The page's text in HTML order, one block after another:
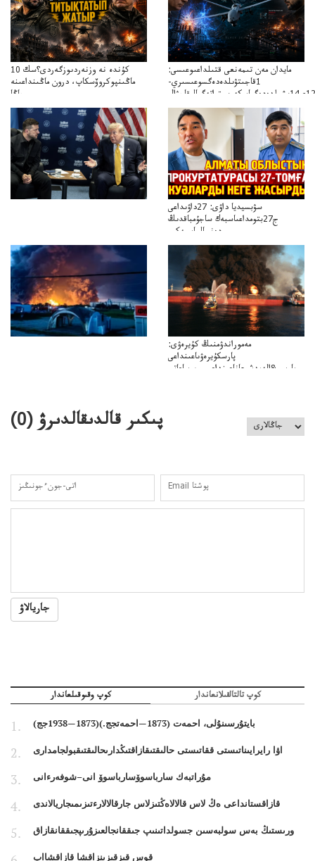
10 كۇندە نە وزنەردىوزگەردى؟سك
ماڭىنپوكروۆسكاپ، درون ماڭىنداعىنە
جاڭا
باقاساپباسشىنىدرونكتيكاسوعىسىجانەجاڭاباسقولباسشىنىڭتاكتيكاسى
مايدان مەن تىمەنعى قتىلداعىوعىسى:
1قاجىتۋىلدەدەگسوعىسىري-
سۋبسيديا داۋى: 27داۋىداعى
ج27بتومداعىاسبەك ساجۇمباقدىڭ
دەنسالماسبەكىر
بەردىسادىربايدىڭدەنساۋلىعىسىربەردى
مەموراندۋمنىڭ كۇيرەۋى:
پارسكۇيرەۋىاعىنداعى
پارسى&الەمدشىعاناعىنداعىسىن ساعاتى
پىكىر قالدىقالدىرۋ (0
)
جاريالاۋ
كوپ وقىوقىلعاندار كوپ تالتالقىلانعاندار
بايتۇرسىنۇلى، احمەت (1873—احمەتجج.)(1873—1938جج)
اۋا رايرايىناتىستى ققاتىستى حالىقتىقازاقتىڭدارىحالىقتىقبولجامدارى
مۇراتبەك سارباسوۆسارباسوۆ انى–شوفەرءانى
قازاقستانداعى ەڭ لاس قالالاەڭتىزلاس جارقالالارءتىزىمىجاريالاندى
ورىستىڭ بەس سولبەسىن جسولداتىنىپ جىققانجالعىزۇرىپجىققانقازاق
قوس قىزقىزىنزاقشا قازاقشااپ